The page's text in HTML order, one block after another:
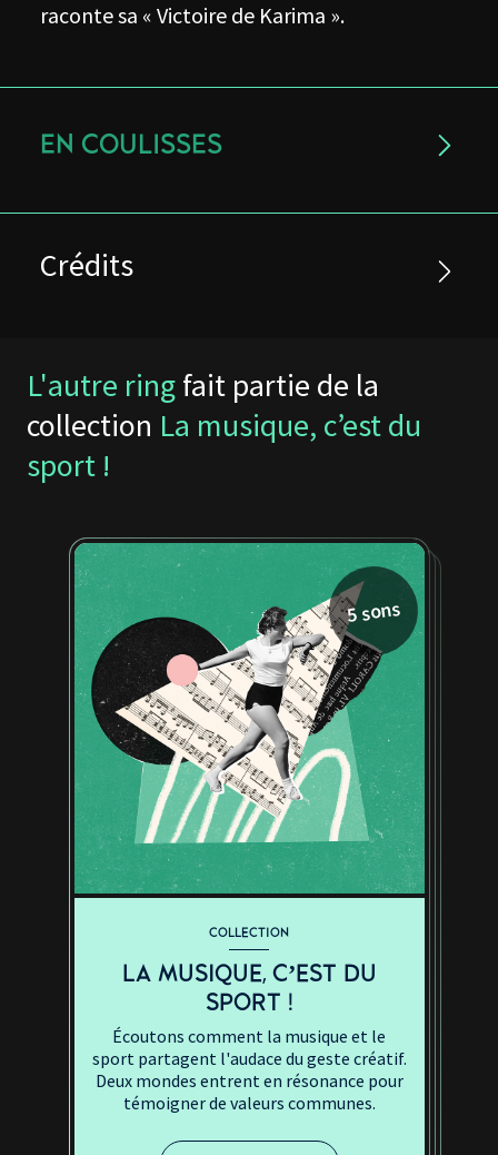
raconte sa « Victoire de Karima ».
EN COULISSES
Crédits
L'autre ringfait partie de la
collection La musique, c’est du
sport !
5 sons
COLLECTION
LA MUSIQUE, C’EST DU
SPORT !
Écoutons comment la musique et le
sport partagent l'audace du geste créatif.
Deux mondes entrent en résonance pour
témoigner de valeurs communes.